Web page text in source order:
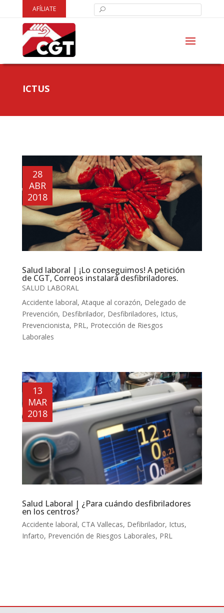
AFÍLIATE
ICTUS
Salud laboral | ¡Lo conseguimos! A petición
de CGT, Correos instalará desfibriladores.
28
ABR
2018
SALUD LABORAL
Accidente laboral, Ataque al corazón, Delegado de
Prevención, Desfibrilador, Desfibriladores, Ictus,
Prevencionista, PRL , Protección de Riesgos
Laborales
Salud Laboral | ¿Para cuándo desfibriladores
en los centros?
13
MAR
2018
Accidente laboral, CTA Vallecas, Defibrilador, Ictus,
Infarto, Prevención de Riesgos Laborales, PRL